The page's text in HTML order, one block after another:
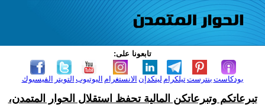
تابعونا على:
الفيسبوك التويتر اليوتيوب الانستغرام لينكدإن تيلكرامبنترست بودكاست
تبرعاتكم وتبرعاتكن المالية تحفظ استقلال الحوار المتمدن،